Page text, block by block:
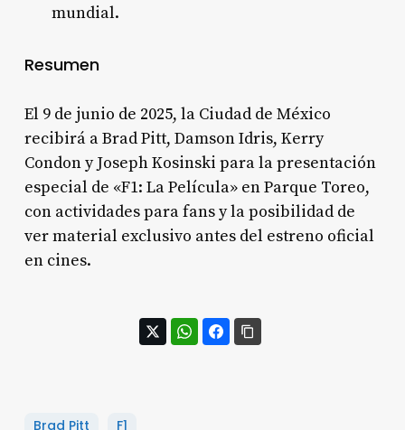
mundial.
Resumen
El 9 de junio de 2025, la Ciudad de México
recibirá a Brad Pitt, Damson Idris, Kerry
Condon y Joseph Kosinski para la presentación
especial de «F1: La Película» en Parque Toreo,
con actividades para fans y la posibilidad de
ver material exclusivo antes del estreno oficial
en cines.
Brad Pitt F1